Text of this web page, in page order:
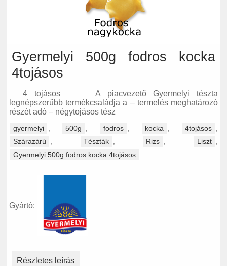
Gyermelyi 500g fodros kocka
4tojásos
4 tojásos A piacvezető Gyermelyi tészta
legnépszerűbb termékcsaládja a – termelés meghatározó
részét adó – négytojásos tész
gyermelyi 500g fodros kocka 4tojásos
Szárazárú
Tészták Rizs Liszt
Gyermelyi 500g fodros kocka 4tojásos
Gyártó:
Részletes leírás